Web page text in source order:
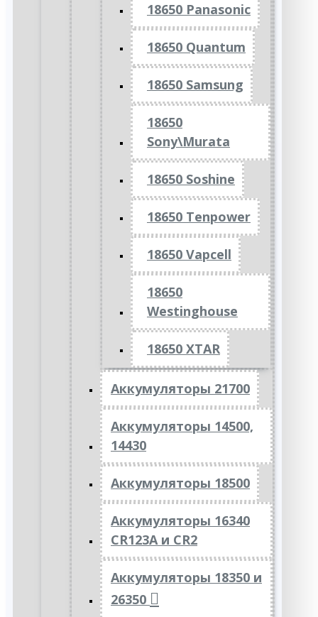
18650 Panasonic
18650 Quantum
18650 Samsung
18650
Sony\Murata
18650 Soshine
18650 Tenpower
18650 Vapcell
18650
Westinghouse
18650 XTAR
Аккумуляторы 21700
Аккумуляторы 14500,
14430
Аккумуляторы 18500
Аккумуляторы 16340
CR123A и CR2
Аккумуляторы 18350 и
26350